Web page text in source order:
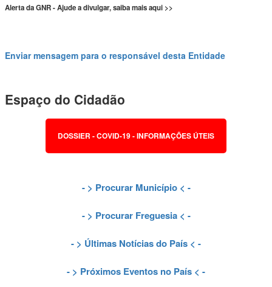
Alerta da GNR - Ajude a divulgar, saiba mais aqui >>
Enviar mensagem para o responsável desta Entidade
Espaço do Cidadão
DOSSIER - COVID-19 - INFORMAÇÕES ÚTEIS
- > Procurar Município< -
- > Procurar Freguesia< -
- > Últimas Notícias do País < -
- > Próximos Eventos no País < -